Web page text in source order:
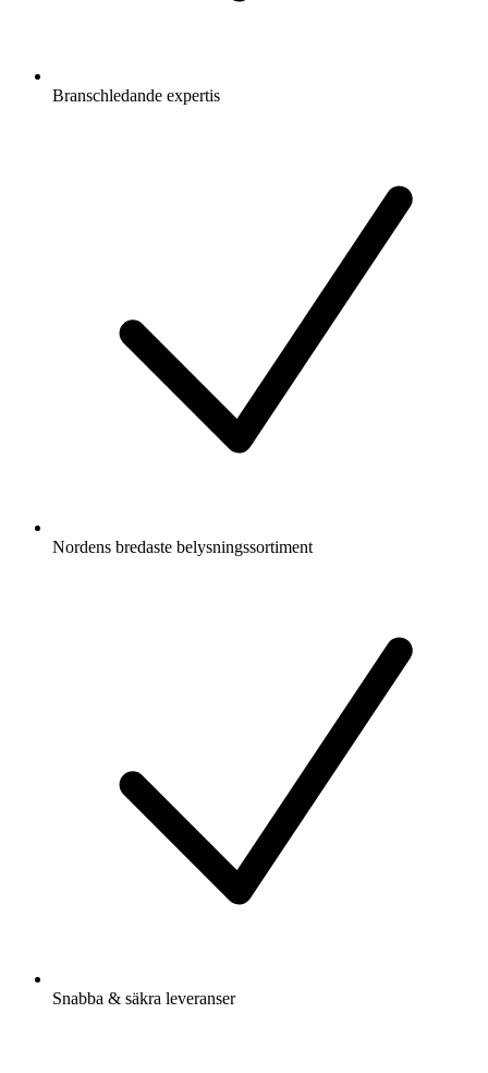
Branschledande expertis
Nordens bredaste belysningssortiment
Snabba & säkra leveranser